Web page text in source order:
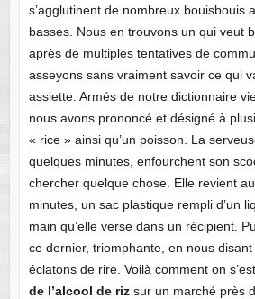
s’agglutinent de nombreux bouisbouis
basses. Nous en trouvons un qui veut
après de multiples tentatives de
asseyons sans vraiment savoir ce qui
assiette. Armés de notre dictionnaire
nous avons prononcé et désigné à
« rice » ainsi qu’un poisson. La
quelques minutes, enfourchent son
chercher quelque chose. Elle revient
minutes, un sac plastique rempli d’un
main qu’elle verse dans un récipient.
ce dernier, triomphante, en nous
éclatons de rire. Voilà comment on
de l’alcool de rizsur un marché près